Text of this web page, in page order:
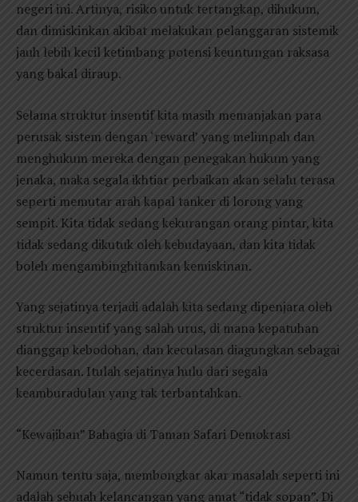
negeri ini. Artinya, risiko untuk tertangkap, dihukum,
dan dimiskinkan akibat melakukan pelanggaran sistemik
jauh lebih kecil ketimbang potensi keuntungan raksasa
yang bakal diraup.
Selama struktur insentif kita masih memanjakan para
perusak sistem dengan ‘reward’ yang melimpah dan
menghukum mereka dengan penegakan hukum yang
jenaka, maka segala ikhtiar perbaikan akan selalu terasa
seperti memutar arah kapal tanker di lorong yang
sempit. Kita tidak sedang kekurangan orang pintar, kita
tidak sedang dikutuk oleh kebudayaan, dan kita tidak
boleh mengambinghitamkan kemiskinan.
Yang sejatinya terjadi adalah kita sedang dipenjara oleh
struktur insentif yang salah urus, di mana kepatuhan
dianggap kebodohan, dan keculasan diagungkan sebagai
kecerdasan. Itulah sejatinya hulu dari segala
keamburadulan yang tak terbantahkan.
“Kewajiban” Bahagia di Taman Safari Demokrasi
Namun tentu saja, membongkar akar masalah seperti ini
adalah sebuah kelancangan yang amat “tidak sopan”. Di